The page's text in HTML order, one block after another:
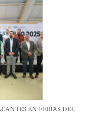
EN FERIAS DEL